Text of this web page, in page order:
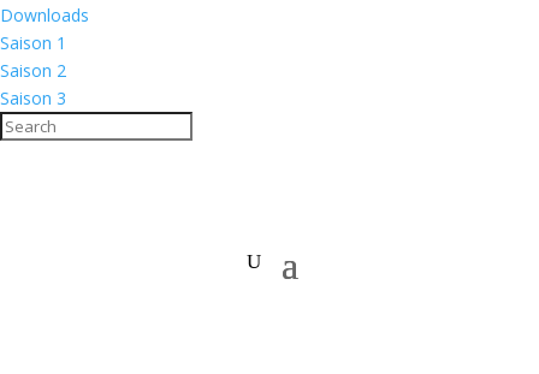
Downloads
Saison 1
Saison 2
Saison 3